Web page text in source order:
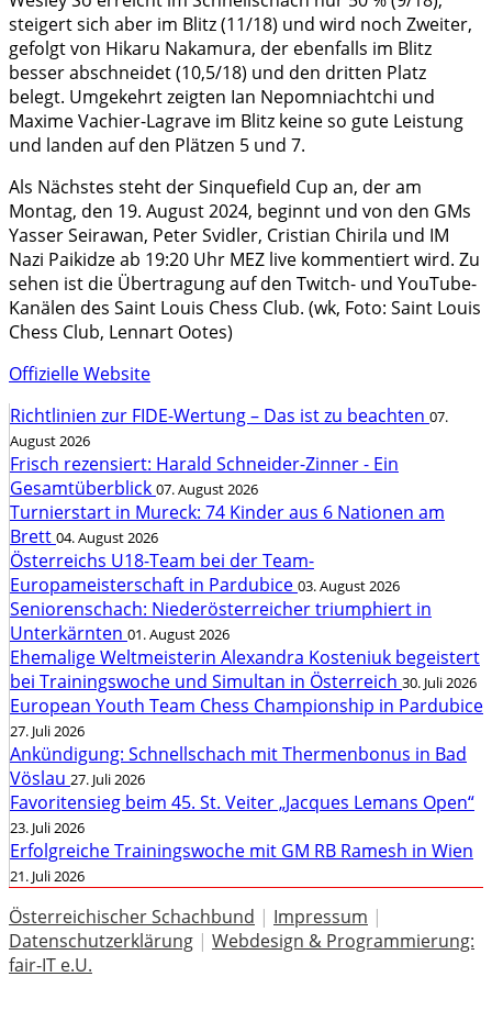
steigert sich aber im Blitz (11/18) und wird noch Zweiter,
gefolgt von Hikaru Nakamura, der ebenfalls im Blitz
besser abschneidet (10,5/18) und den dritten Platz
belegt. Umgekehrt zeigten Ian Nepomniachtchi und
Maxime Vachier-Lagrave im Blitz keine so gute Leistung
und landen auf den Plätzen 5 und 7.
Als Nächstes steht der Sinquefield Cup an, der am
Montag, den 19. August 2024, beginnt und von den GMs
Yasser Seirawan, Peter Svidler, Cristian Chirila und IM
Nazi Paikidze ab 19:20 Uhr MEZ live kommentiert wird. Zu
sehen ist die Übertragung auf den Twitch- und YouTube-
Kanälen des Saint Louis Chess Club. (wk, Foto: Saint Louis
Chess Club, Lennart Ootes)
Offizielle Website
Richtlinien zur FIDE-Wertung – Das ist zu beachten 07.
August 2026
Frisch rezensiert: Harald Schneider-Zinner - Ein
Gesamtüberblick 07. August 2026
Turnierstart in Mureck: 74 Kinder aus 6 Nationen am
Brett 04. August 2026
Österreichs U18-Team bei der Team-
Europameisterschaft in Pardubice 03. August 2026
Seniorenschach: Niederösterreicher triumphiert in
Unterkärnten 01. August 2026
Ehemalige Weltmeisterin Alexandra Kosteniuk begeistert
bei Trainingswoche und Simultan in Österreich 30. Juli 2026
European Youth Team Chess Championship in Pardubice
27. Juli 2026
Ankündigung: Schnellschach mit Thermenbonus in Bad
Vöslau 27. Juli 2026
Favoritensieg beim 45. St. Veiter „Jacques Lemans Open“
23. Juli 2026
Erfolgreiche Trainingswoche mit GM RB Ramesh in Wien
21. Juli 2026
Österreichischer Schachbund | Impressum |
Datenschutzerklärung | Webdesign & Programmierung:
fair-IT e.U.